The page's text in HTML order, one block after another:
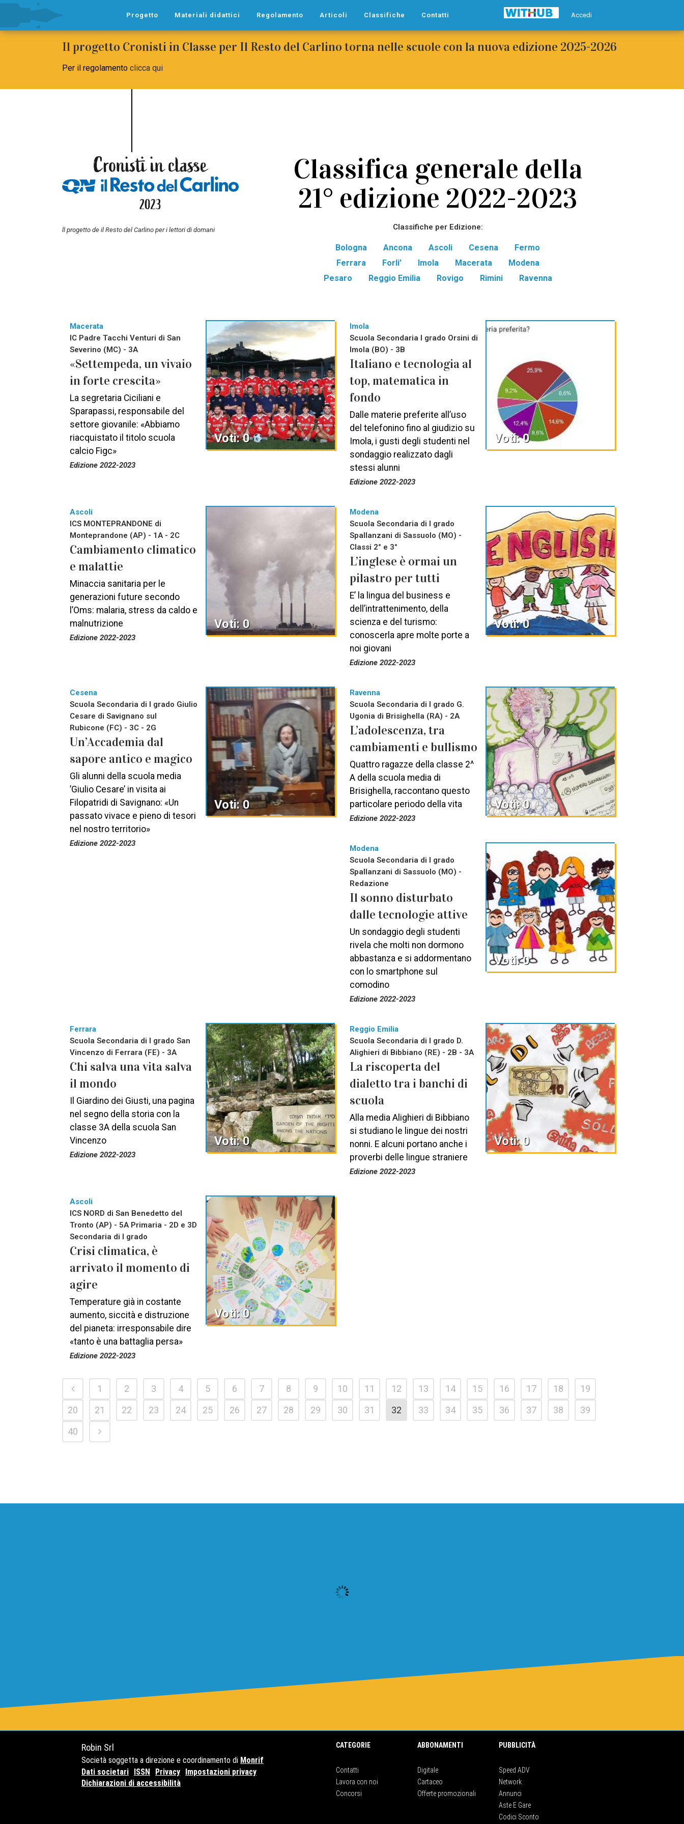
Accedi
Progetto Materiali didattici Regolamento Articoli Classifiche Contatti
Il progetto Cronisti in Classe per Il Resto del Carlino torna nelle scuole con la nuova edizione 2025-2026
Per il regolamento clicca qui
ll progetto de il Resto del Carlino per i lettori di domani
Classifica generale della
21° edizione 2022-2023
Classifiche per Edizione:
Bologna Ancona Ascoli Cesena
Fermo
Ferrara
Forli’ Imola Macerata
Modena
Pesaro
Reggio Emilia Rovigo Rimini Ravenna
Macerata
IC Padre Tacchi Venturi di San
Severino (MC) - 3A
«Settempeda, un vivaio
in forte crescita»
La segretaria Ciciliani e
Sparapassi, responsabile del
settore giovanile: «Abbiamo
riacquistato il titolo scuola
calcio Figc»
Edizione 2022-2023
Voti: 0
Imola
Scuola Secondaria I grado Orsini di
Imola (BO) - 3B
Italiano e tecnologia al
top, matematica in
fondo
Dalle materie preferite all’uso
del telefonino fino al giudizio su
Imola, i gusti degli studenti nel
sondaggio realizzato dagli
stessi alunni
Edizione 2022-2023
Voti: 0
Ascoli
ICS MONTEPRANDONE di
Monteprandone (AP) - 1A - 2C
Cambiamento climatico
e malattie
Minaccia sanitaria per le
generazioni future secondo
l’Oms: malaria, stress da caldo e
malnutrizione
Edizione 2022-2023
Voti: 0
Modena
Scuola Secondaria di I grado
Spallanzani di Sassuolo (MO) -
Classi 2° e 3°
L’inglese è ormai un
pilastro per tutti
E’ la lingua del business e
dell’intrattenimento, della
scienza e del turismo:
conoscerla apre molte porte a
noi giovani
Edizione 2022-2023
Voti: 0
Cesena
Scuola Secondaria di I grado Giulio
Cesare di Savignano sul
Rubicone (FC) - 3C - 2G
Un’Accademia dal
sapore antico e magico
Gli alunni della scuola media
’Giulio Cesare’ in visita ai
Filopatridi di Savignano: «Un
passato vivace e pieno di tesori
nel nostro territorio»
Edizione 2022-2023
Voti: 0
Ravenna
Scuola Secondaria di I grado G.
Ugonia di Brisighella (RA) - 2A
L’adolescenza, tra
cambiamenti e bullismo
Quattro ragazze della classe 2^
A della scuola media di
Brisighella, raccontano questo
particolare periodo della vita
Edizione 2022-2023
Voti: 0
Modena
Scuola Secondaria di I grado
Spallanzani di Sassuolo (MO) -
Redazione
Il sonno disturbato
dalle tecnologie attive
Un sondaggio degli studenti
rivela che molti non dormono
abbastanza e si addormentano
con lo smartphone sul
comodino
Edizione 2022-2023
Voti: 0
Ferrara
Scuola Secondaria di I grado San
Vincenzo di Ferrara (FE) - 3A
Chi salva una vita salva
il mondo
Il Giardino dei Giusti, una pagina
nel segno della storia con la
classe 3A della scuola San
Vincenzo
Edizione 2022-2023
Voti: 0
Reggio Emilia
Scuola Secondaria di I grado D.
Alighieri di Bibbiano (RE) - 2B - 3A
La riscoperta del
dialetto tra i banchi di
scuola
Alla media Alighieri di Bibbiano
si studiano le lingue dei nostri
nonni. E alcuni portano anche i
proverbi delle lingue straniere
Edizione 2022-2023
Voti: 0
Ascoli
ICS NORD di San Benedetto del
Tronto (AP) - 5A Primaria - 2D e 3D
Secondaria di I grado
Crisi climatica, è
arrivato il momento di
agire
Temperature già in costante
aumento, siccità e distruzione
del pianeta: irresponsabile dire
«tanto è una battaglia persa»
Edizione 2022-2023
Voti: 0
1 2 3 4 5 6 7 8 9 10 11 12 13 14 15 16 17 18
19
20
21 22 23 24 25 26 27 28 29 30 31 32 33 34 35 36 37 38
39
40
Robin Srl
Società soggetta a direzione e coordinamento di Monrif
Dati societari ISSN Privacy Impostazioni privacy
Dichiarazioni di accessibilità
CATEGORIE
Contatti
Lavora con noi
Concorsi
ABBONAMENTI
Digitale
Cartaceo
Offerte promozionali
PUBBLICITÀ
Speed ADV
Network
Annunci
Aste E Gare
Codici Sconto